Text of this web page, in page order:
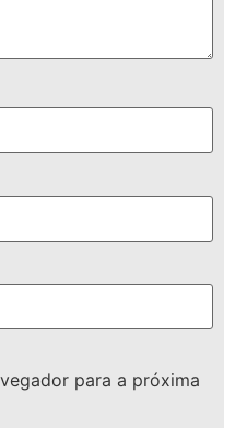
para a próxima